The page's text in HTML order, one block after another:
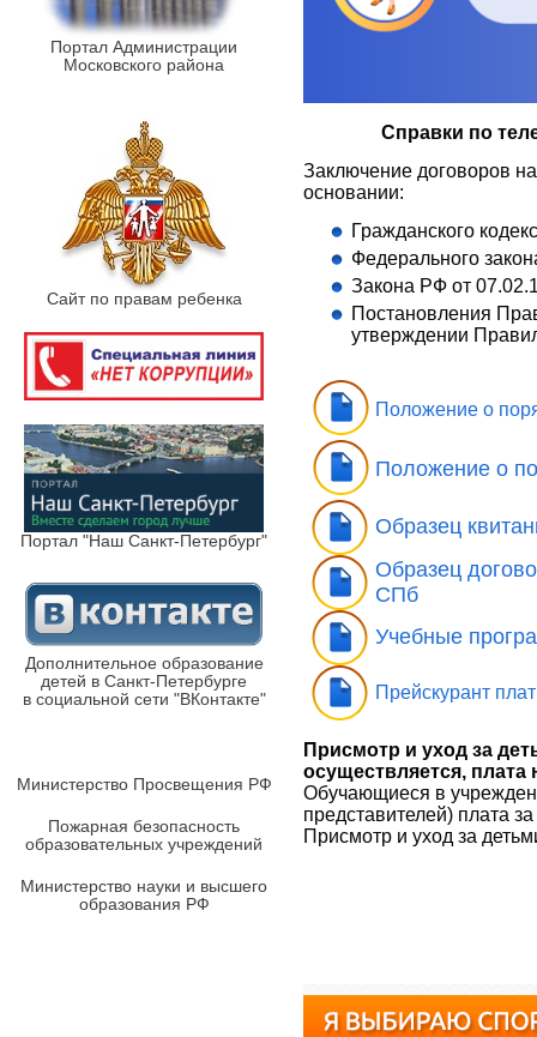
Портал Администрации
Московского района
Сайт по правам ребенка
Портал "Наш Санкт-Петербург"
Дополнительное образование
детей в Санкт-Петербурге
в социальной сети "ВКонтакте"
Министерство Просвещения РФ
Пожарная безопасность
образовательных учреждений
Министерство науки и высшего
образования РФ
Справки по
Заключение договоров
основании:
Гражданского
Федерального
Закона РФ от
Постановления
утверждении
Положение о
Положение о
Образец
Образец
СПб
Учебные
Прейскурант
Присмотр и уход за
осуществляется, плата
Обучающиеся в
представителей) плата
Присмотр и уход за